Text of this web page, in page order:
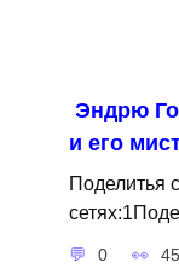
Эндрю
и его
Поделитья
0 45